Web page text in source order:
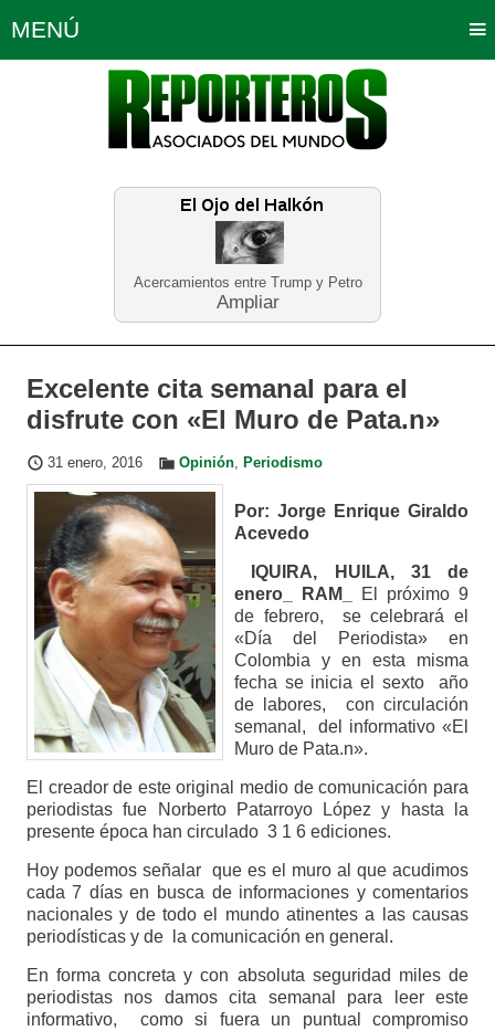
Acercamientos entre Trump y Petro
Ampliar
MENÚ
Política Opinión Bogotá
Planeta Tierra Deportes
Educación Neira
Excelente cita semanal para el
disfrute con «El Muro de Pata.n»
31 enero, 2016 Opinión, Periodismo
Por: Jorge Enrique Giraldo
Acevedo
IQUIRA, HUILA, 31 de
enero_ RAM_
El próximo 9
de febrero, se celebrará el
«Día del Periodista» en
Colombia y en esta misma
fecha se inicia el sexto año
de labores, con circulación
semanal, del informativo «El
Muro de Pata.n».
El creador de este original medio de comunicación para
periodistas fue Norberto Patarroyo López y hasta la
presente época han circulado 3 1 6 ediciones.
Hoy podemos señalar que es el muro al que acudimos
cada 7 días en busca de informaciones y comentarios
nacionales y de todo el mundo atinentes a las causas
periodísticas y de la comunicación en general.
En forma concreta y con absoluta seguridad miles de
periodistas nos damos cita semanal para leer este
informativo, como si fuera un puntual compromiso